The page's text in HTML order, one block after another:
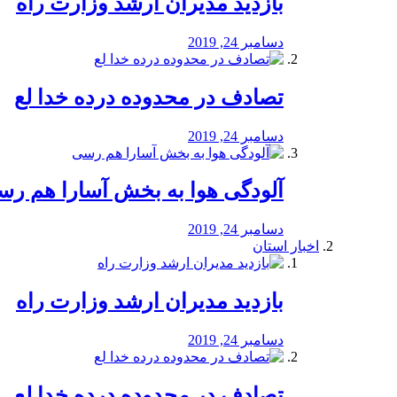
دسامبر 24, 2019
تصادف در محدوده درده خدا لع
دسامبر 24, 2019
آلودگی هوا به بخش آسارا هم
دسامبر 24, 2019
اخبار استان
بازدید مدیران ارشد وزارت راه
دسامبر 24, 2019